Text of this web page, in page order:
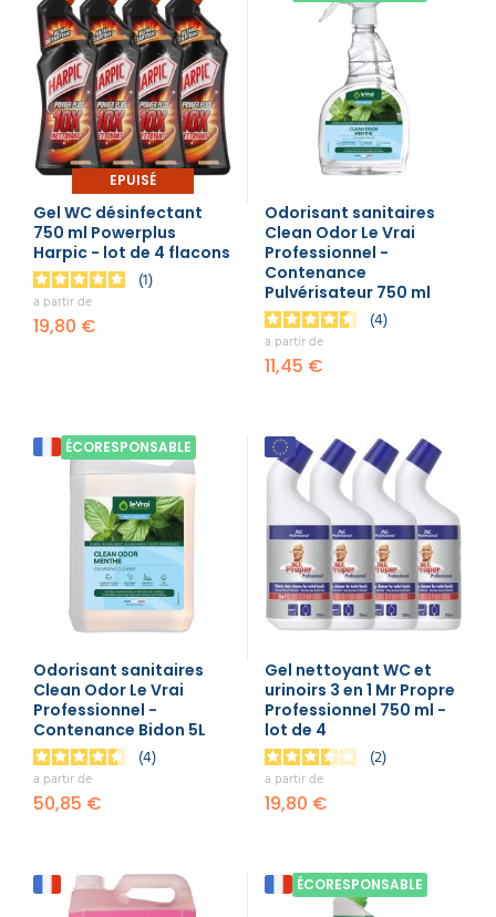
EPUISÉ
Gel WC désinfectant
750 ml Powerplus
Harpic - lot de 4 flacons
1
a partir de
19,80 €
Odorisant sanitaires
Clean Odor Le Vrai
Professionnel -
Contenance
Pulvérisateur 750 ml
4
a partir de
11,45 €
ÉCORESPONSABLE
Odorisant sanitaires
Clean Odor Le Vrai
Professionnel -
Contenance Bidon 5L
4
a partir de
50,85 €
Gel nettoyant WC et
urinoirs 3 en 1 Mr Propre
Professionnel 750 ml -
lot de 4
2
a partir de
19,80 €
ÉCORESPONSABLE